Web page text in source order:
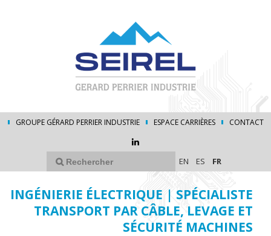
GROUPE GÉRARD PERRIER INDUSTRIE ESPACE CARRIÈRES CONTACT
EN ES FR
INGÉNIERIE ÉLECTRIQUE | SPÉCIALISTE
TRANSPORT PAR CÂBLE, LEVAGE ET
SÉCURITÉ MACHINES